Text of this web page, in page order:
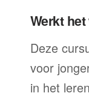
Werkt
Deze
voor
in het